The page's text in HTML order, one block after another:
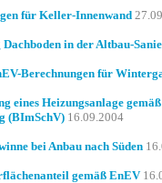
für Keller-Innenwand
in der Altbau-
Berechnungen für
eines Heizungsanlage
(BImSchV) 16.09.2004
bei Anbau nach Süden
gemäß EnEV